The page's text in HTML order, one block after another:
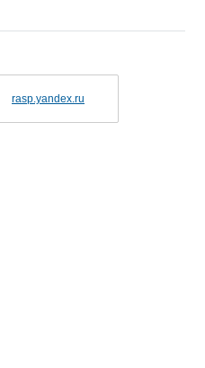
rasp.yandex.ru